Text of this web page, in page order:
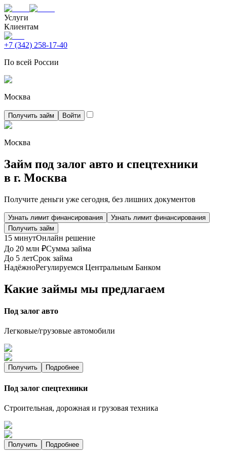
Услуги
Клиентам
+7 (342) 258-17-40
По всей России
Москва
Получить займ Войти
Москва
Займ под залог авто и спецтехники
в г. Москва
Получите деньги уже сегодня, без лишних документов
Узнать лимит финансирования
Узнать лимит финансирования
Получить займ
15 минутОнлайн решение
До 20 млн ₽Сумма займа
До 5 летСрок займа
НадёжноРегулируемся Центральным Банком
Какие займы мы предлагаем
Под залог авто
Легковые/грузовые автомобили
Получить Подробнее
Под залог спецтехники
Строительная, дорожная и грузовая техника
Получить Подробнее